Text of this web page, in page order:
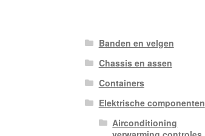
Banden en velgen
Chassis en assen
Containers
Elektrische componenten
Airconditioning